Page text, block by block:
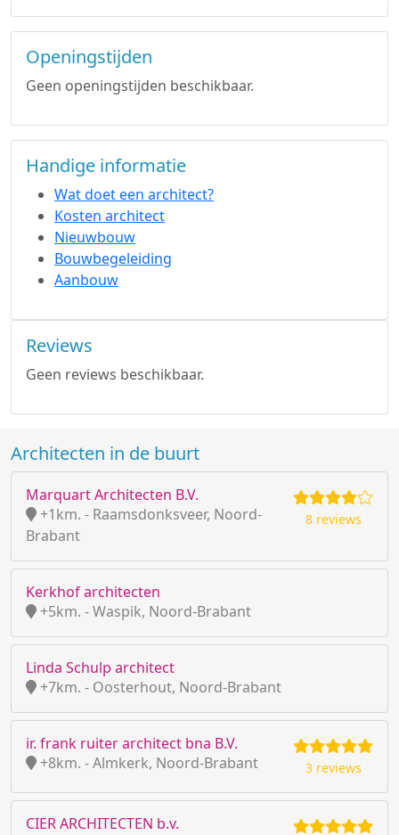
Openingstijden
Geen openingstijden beschikbaar.
Handige informatie
Wat doet een architect?
Kosten architect
Nieuwbouw
Bouwbegeleiding
Aanbouw
Reviews
Geen reviews beschikbaar.
Architecten in de buurt
Marquart Architecten B.V.
+1km. - Raamsdonksveer, Noord-
Brabant
8 reviews
Kerkhof architecten
+5km. - Waspik, Noord-Brabant
Linda Schulp architect
+7km. - Oosterhout, Noord-Brabant
ir. frank ruiter architect bna B.V.
+8km. - Almkerk, Noord-Brabant
3 reviews
CIER ARCHITECTEN b.v.